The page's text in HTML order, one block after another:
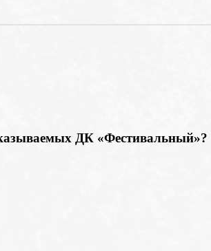
ДК «Фестивальный»?